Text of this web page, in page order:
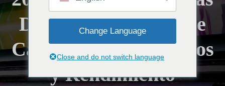
DTF Comparación de
Características, Precios
y Rendimiento
Change Language
Close and do not switch language